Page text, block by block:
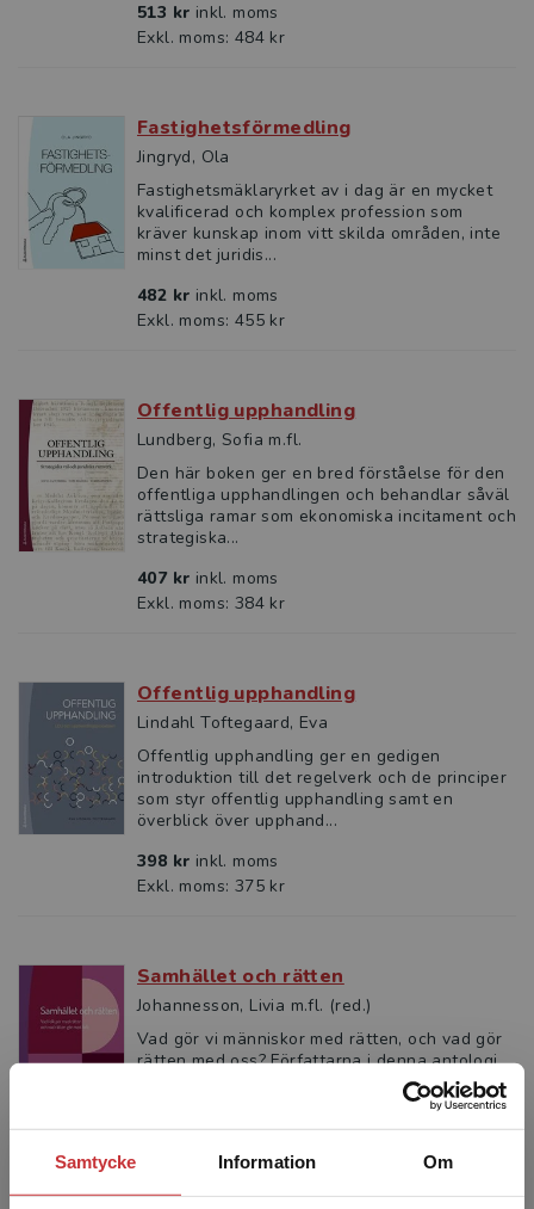
Samtycke Information Om
513 kr inkl. moms
Exkl. moms: 484 kr
Fastighetsförmedling
Jingryd, Ola
Fastighetsmäklaryrket av i dag är en mycket
kvalificerad och komplex profession som
kräver kunskap inom vitt skilda områden, inte
minst det juridis...
482 kr inkl. moms
Exkl. moms: 455 kr
Offentlig upphandling
Lundberg, Sofia m.fl.
Den här boken ger en bred förståelse för den
offentliga upphandlingen och behandlar såväl
rättsliga ramar som ekonomiska incitament och
strategiska...
407 kr inkl. moms
Exkl. moms: 384 kr
Offentlig upphandling
Lindahl Toftegaard, Eva
Offentlig upphandling ger en gedigen
introduktion till det regelverk och de principer
som styr offentlig upphandling samt en
överblick över upphand...
398 kr inkl. moms
Exkl. moms: 375 kr
Samhället och rätten
Johannesson, Livia m.fl. (red.)
Vad gör vi människor med rätten, och vad gör
rätten med oss? Författarna i denna antologi
bidrar med fördjupande analyser av vilken
Exkl. moms: 305 kr